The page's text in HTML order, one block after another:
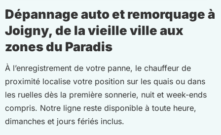
Dépannage auto et remorquage à
Joigny, de la vieille ville aux
zones du Paradis
À l’enregistrement de votre panne, le chauffeur de
proximité localise votre position sur les quais ou dans
les ruelles dès la première sonnerie, nuit et week-ends
compris. Notre ligne reste disponible à toute heure,
dimanches et jours fériés inclus.